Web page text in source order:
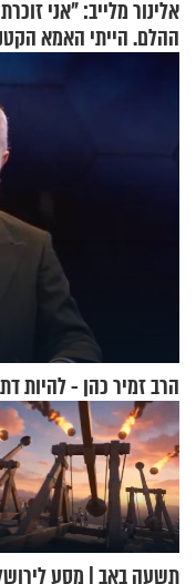
אלינור מלייב: "אני
ההלם. הייתי האמא
הרב זמיר כהן - להיות
תשעה באב | מסע